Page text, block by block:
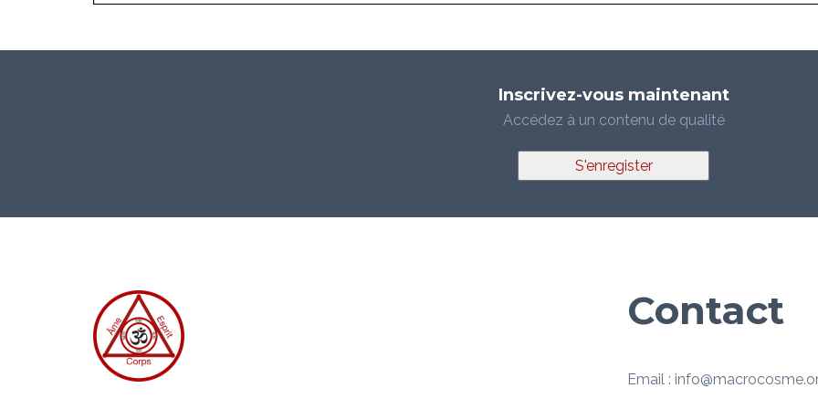
Inscrivez-vous maintenant
Accédez à un contenu de qualité
S'enregister
Contact
Email :